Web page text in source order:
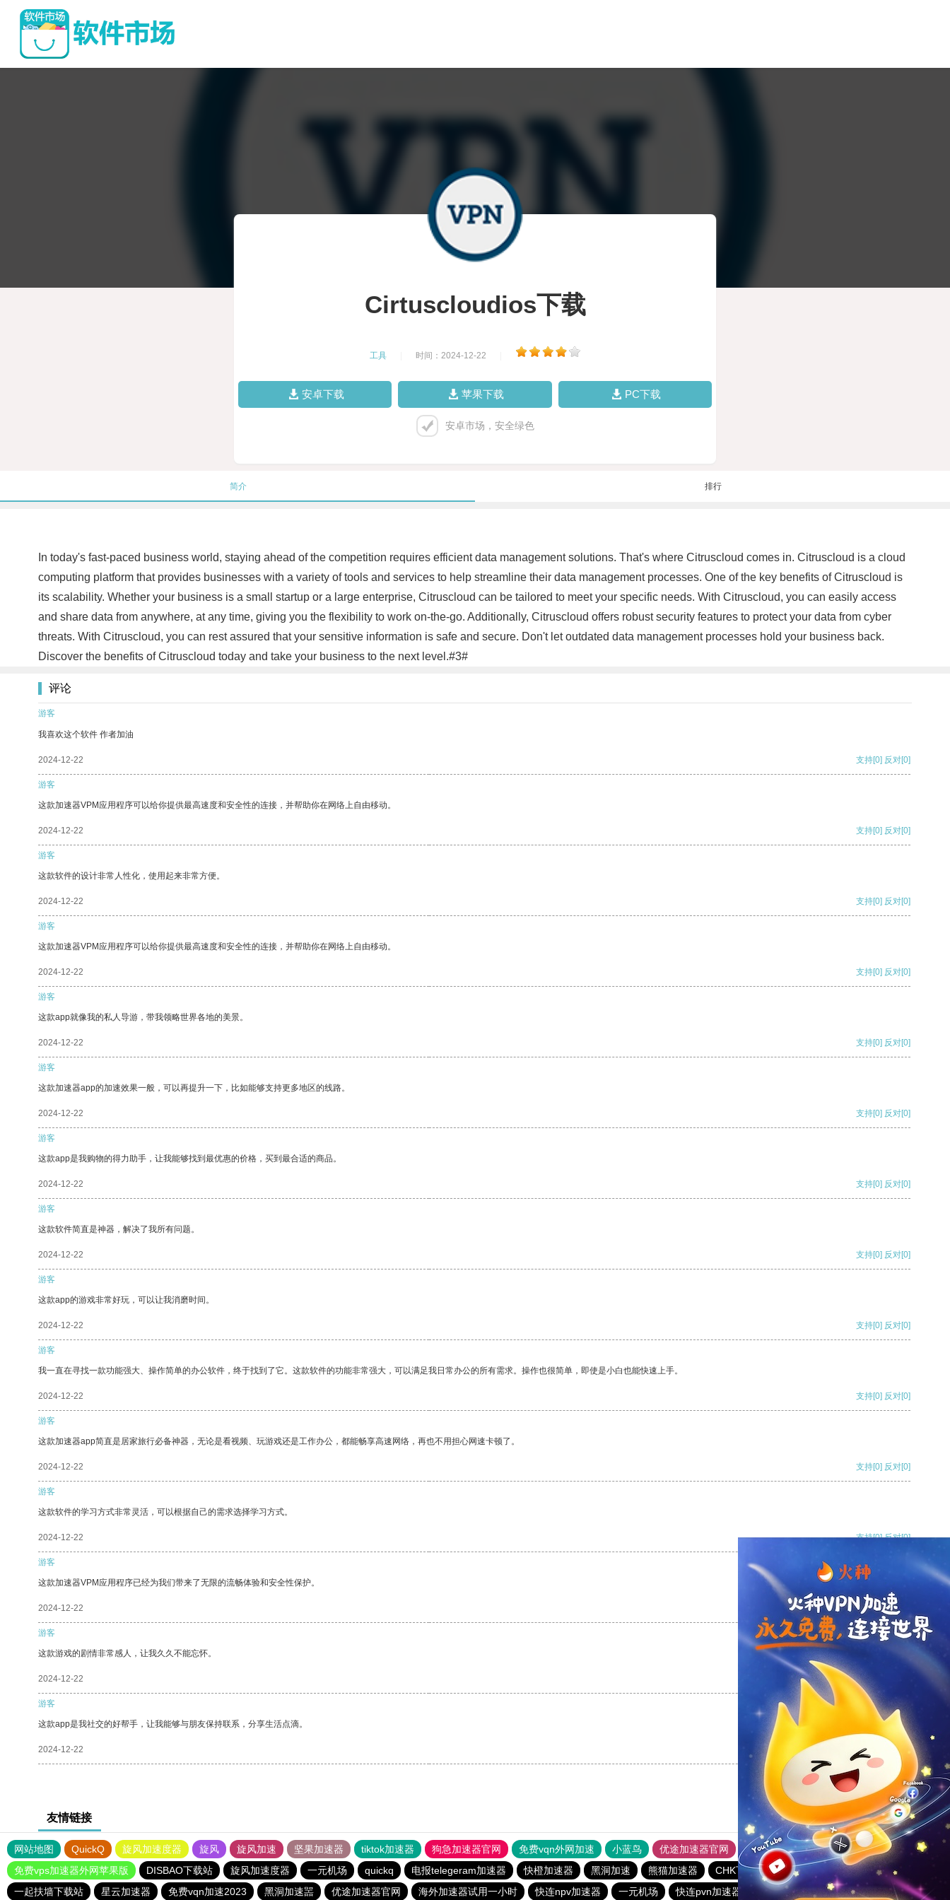
Cirtuscloudios下载
工具 时间：2024-12-22
安卓下载 苹果下载 PC下载
安卓市场，安全绿色
简介 排行
In today's fast-paced business world, staying ahead of the competition requires efficient data management solutions. That's where Citruscloud comes in. Citruscloud is a cloud
computing platform that provides businesses with a variety of tools and services to help streamline their data management processes. One of the key benefits of Citruscloud is
its scalability. Whether your business is a small startup or a large enterprise, Citruscloud can be tailored to meet your specific needs. With Citruscloud, you can easily access
and share data from anywhere, at any time, giving you the flexibility to work on-the-go. Additionally, Citruscloud offers robust security features to protect your data from cyber
threats. With Citruscloud, you can rest assured that your sensitive information is safe and secure. Don't let outdated data management processes hold your business back.
Discover the benefits of Citruscloud today and take your business to the next level.#3#
评论
游客
我喜欢这个软件 作者加油
2024-12-22 支持[0] 反对[0]
游客
这款加速器VPM应用程序可以给你提供最高速度和安全性的连接，并帮助你在网络上自由移动。
2024-12-22 支持[0] 反对[0]
游客
这款软件的设计非常人性化，使用起来非常方便。
2024-12-22 支持[0] 反对[0]
游客
这款加速器VPM应用程序可以给你提供最高速度和安全性的连接，并帮助你在网络上自由移动。
2024-12-22 支持[0] 反对[0]
游客
这款app就像我的私人导游，带我领略世界各地的美景。
2024-12-22 支持[0] 反对[0]
游客
这款加速器app的加速效果一般，可以再提升一下，比如能够支持更多地区的线路。
2024-12-22 支持[0] 反对[0]
游客
这款app是我购物的得力助手，让我能够找到最优惠的价格，买到最合适的商品。
2024-12-22 支持[0] 反对[0]
游客
这款软件简直是神器，解决了我所有问题。
2024-12-22 支持[0] 反对[0]
游客
这款app的游戏非常好玩，可以让我消磨时间。
2024-12-22 支持[0] 反对[0]
游客
我一直在寻找一款功能强大、操作简单的办公软件，终于找到了它。这款软件的功能非常强大，可以满足我日常办公的所有需求。操作也很简单，即使是小白也能快速上手。
2024-12-22 支持[0] 反对[0]
游客
这款加速器app简直是居家旅行必备神器，无论是看视频、玩游戏还是工作办公，都能畅享高速网络，再也不用担心网速卡顿了。
2024-12-22 支持[0] 反对[0]
游客
这款软件的学习方式非常灵活，可以根据自己的需求选择学习方式。
2024-12-22 支持[0] 反对[0]
游客
这款加速器VPM应用程序已经为我们带来了无限的流畅体验和安全性保护。
2024-12-22 支持[0] 反对
游客
这款游戏的剧情非常感人，让我久久不能忘怀。
2024-12-22 支持
游客
这款app是我社交的好帮手，让我能够与朋友保持联系，分享生活点滴。
2024-12-22 支持 反对 [0]
友情链接
网站地图 QuickQ 旋风加速度器 旋风 旋风加速 坚果加速器 tiktok加速器 狗急加速器官网 免费vqn外网加速 小蓝鸟 优途加速器官网 风驰加速器 旋风加速器
八戒看书
免费vps加速器外网苹果版
DISBAO下载站 旋风加速度器 一元机场 quickq 电报telegeram加速器 快橙加速器 黑洞加速 熊猫加速器 CHK下载站
雷霆vqn加速官网
一起扶墙下载站
星云加速器 免费vqn加速2023 黑洞加速噐 优途加速器官网 海外加速器试用一小时 快连npv加速器 一元机场 快连pvn加速器 GOROOO下载站 银河加速器